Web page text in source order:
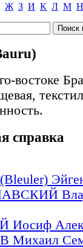
Ж З И К Л М Н
востоке
справка